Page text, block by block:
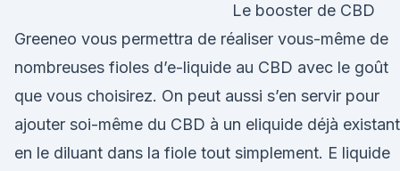
Le booster de CBD
Greeneo vous permettra de réaliser vous-même de
nombreuses fioles d’e-liquide au CBD avec le goût
que vous choisirez. On peut aussi s’en servir pour
ajouter soi-même du CBD à un eliquide déjà existant
en le diluant dans la fiole tout simplement. E liquide